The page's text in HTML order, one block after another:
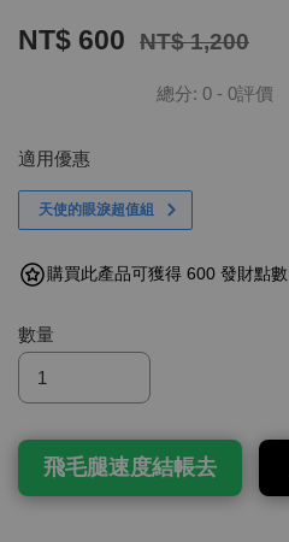
NT$ 600 NT$ 1,200
總分: 0 - 0評價
適用優惠
天使的眼淚超值組
購買此產品可獲得 600 發財點數
數量
飛毛腿速度結帳去